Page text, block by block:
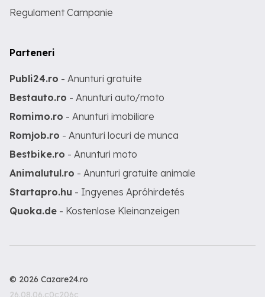
Regulament Campanie
Parteneri
Publi24.ro - Anunturi gratuite
Bestauto.ro - Anunturi auto/moto
Romimo.ro - Anunturi imobiliare
Romjob.ro - Anunturi locuri de munca
Bestbike.ro - Anunturi moto
Animalutul.ro - Anunturi gratuite animale
Startapro.hu - Ingyenes Apróhirdetés
Quoka.de - Kostenlose Kleinanzeigen
© 2026 Cazare24.ro
26.08.06.c0c206c